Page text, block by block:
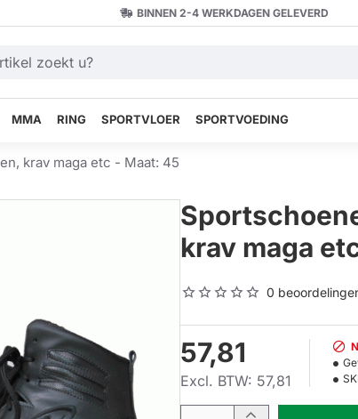
BINNEN 2-4 WERKDAGEN GELEVERD
MMA RING SPORTVLOER SPORTVOEDING
krav maga etc - Maat: 45
krav maga
0
57,81
Excl. BTW: 57,81